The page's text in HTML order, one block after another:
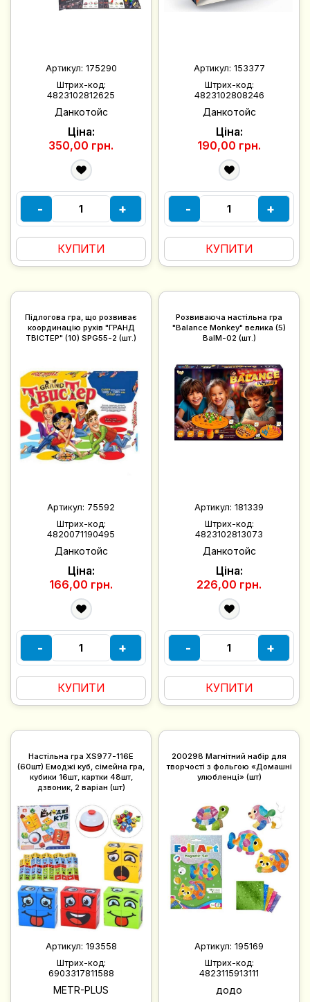
Артикул: 175290
Штрих-код:
4823102812625
Данкотойс
Ціна:
350,00 грн.
- +
КУПИТИ
Артикул: 153377
Штрих-код:
4823102808246
Данкотойс
Ціна:
190,00 грн.
- +
КУПИТИ
Підлогова гра, що розвиває
координацію рухів "ГРАНД
ТВІСТЕР" (10) SPG55-2 (шт.)
Артикул: 75592
Штрих-код:
4820071190495
Данкотойс
Ціна:
166,00 грн.
- +
КУПИТИ
Розвиваюча настільна гра
"Balance Monkey" велика (5)
BalM-02 (шт.)
Артикул: 181339
Штрих-код:
4823102813073
Данкотойс
Ціна:
226,00 грн.
- +
КУПИТИ
Настільна гра XS977-116E
(60шт) Емоджі куб, сімейна гра,
кубики 16шт, картки 48шт,
дзвоник, 2 варіан (шт)
Артикул: 193558
Штрих-код:
6903317811588
METR-PLUS
200298 Магнітний набір для
творчості з фольгою «Домашні
улюбленці» (шт)
Артикул: 195169
Штрих-код:
4823115913111
додо